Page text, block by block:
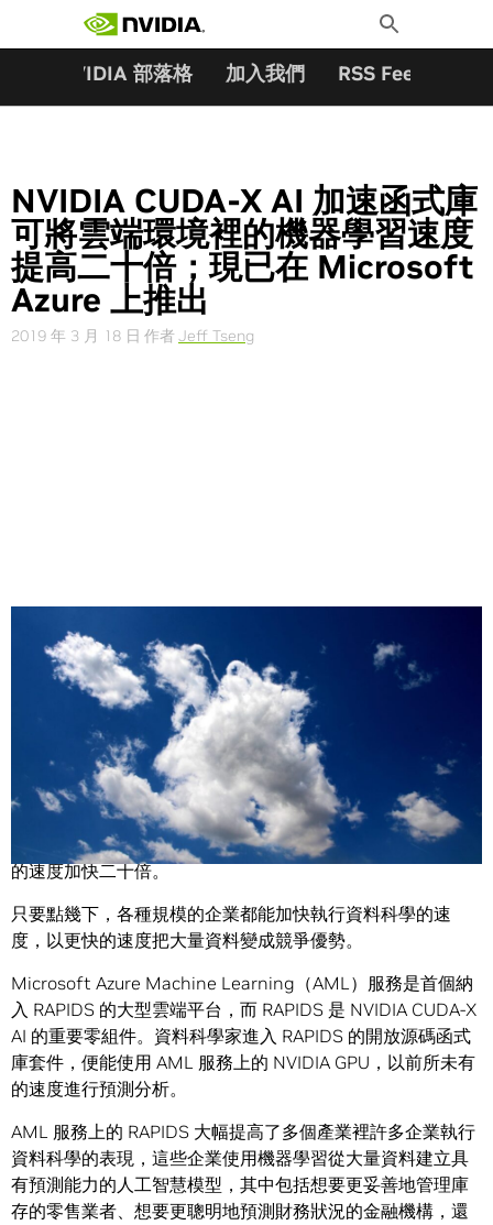
Toggle
Search
NVIDIA 部落格 加入我們 RSS Feeds
NVIDIA CUDA-X AI 加速函式庫
可將雲端環境裡的機器學習速度
提高二十倍；現已在 Microsoft
Azure 上推出
2019 年 3 月 18 日 作者Jeff Tseng
Share
資料科學家現在可以在 Microsoft Azure 上使用 NVIDIA 的資
料科學加速函式庫 NVIDIA CUDA-X AI，將執行機器學習項目
的速度加快二十倍。
只要點幾下，各種規模的企業都能加快執行資料科學的速
度，以更快的速度把大量資料變成競爭優勢。
Microsoft Azure Machine Learning（AML）服務是首個納
入 RAPIDS 的大型雲端平台，而 RAPIDS 是 NVIDIA CUDA-X
AI 的重要零組件。資料科學家進入 RAPIDS 的開放源碼函式
庫套件，便能使用 AML 服務上的 NVIDIA GPU，以前所未有
的速度進行預測分析。
AML 服務上的 RAPIDS 大幅提高了多個產業裡許多企業執行
資料科學的表現，這些企業使用機器學習從大量資料建立具
有預測能力的人工智慧模型，其中包括想要更妥善地管理庫
存的零售業者、想要更聰明地預測財務狀況的金融機構，還